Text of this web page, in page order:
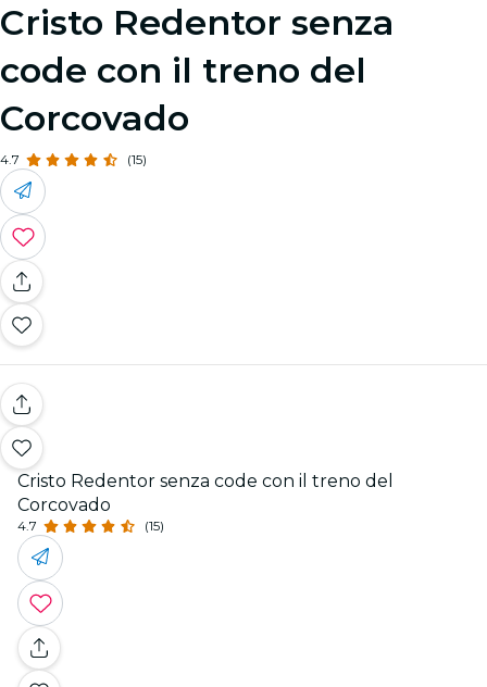
Cristo Redentor senza
code con il treno del
Corcovado
4.7 (15)
Cristo Redentor senza code con il treno del
Corcovado
4.7 (15)